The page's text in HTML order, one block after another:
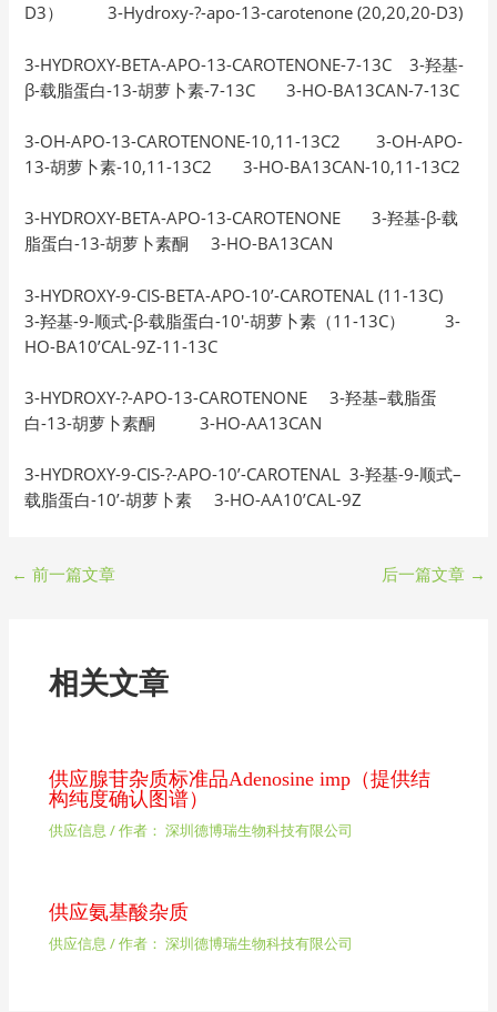
D3） 3-Hydroxy-?-apo-13-carotenone (20,20,20-D3)
3-HYDROXY-BETA-APO-13-CAROTENONE-7-13C 3-羟基-
β-载脂蛋白-13-胡萝卜素-7-13C 3-HO-BA13CAN-7-13C
3-OH-APO-13-CAROTENONE-10,11-13C2 3-OH-APO-
13-胡萝卜素-10,11-13C2 3-HO-BA13CAN-10,11-13C2
3-HYDROXY-BETA-APO-13-CAROTENONE 3-羟基-β-载
脂蛋白-13-胡萝卜素酮 3-HO-BA13CAN
3-HYDROXY-9-CIS-BETA-APO-10’-CAROTENAL (11-13C)
3-羟基-9-顺式-β-载脂蛋白-10′-胡萝卜素（11-13C） 3-
HO-BA10’CAL-9Z-11-13C
3-HYDROXY-?-APO-13-CAROTENONE 3-羟基–载脂蛋
白-13-胡萝卜素酮 3-HO-AA13CAN
3-HYDROXY-9-CIS-?-APO-10’-CAROTENAL 3-羟基-9-顺式–
载脂蛋白-10’-胡萝卜素 3-HO-AA10’CAL-9Z
← 前一篇文章 后一篇文章 →
相关文章
供应腺苷杂质标准品Adenosine imp（提供结
构纯度确认图谱）
供应信息 / 作者： 深圳德博瑞生物科技有限公司
供应氨基酸杂质
供应信息 / 作者： 深圳德博瑞生物科技有限公司